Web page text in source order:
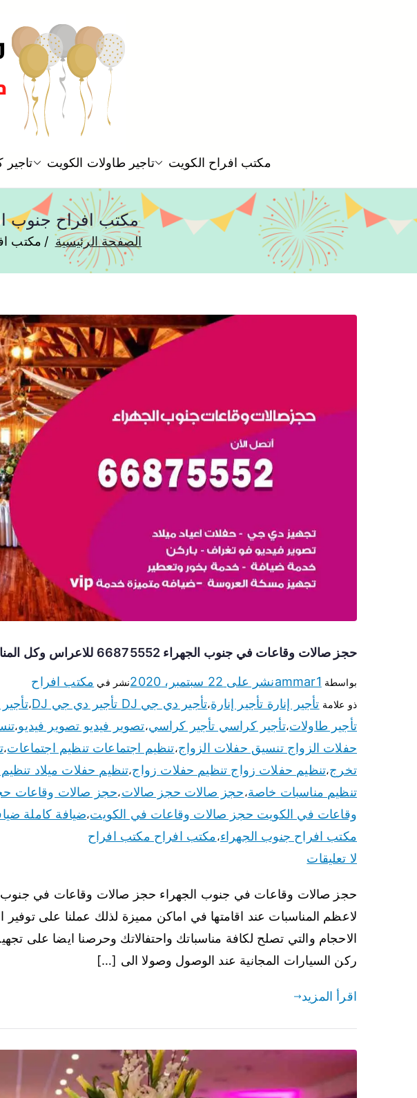
مكتب افراح الكويت تاجير طاولات الكويت
مكتب افراح جنوب
الصفحة الرئيسية مكتب
حجز صالات وقاعات في جنوب الجهراء 66875552 للاعراس وكل المناسبات
بواسطة ammar1نشر على 22 سبتمبر، 2020 نشر في مكتب افراح
ذو علامة تأجير إنارة تأجير إنارة،تأجير دي جي DJ تأجير دي جي DJ ،
تأجير طاولات،تأجير كراسي تأجير كراسي،تصوير فيديو تصوير فيديو،
حفلات الزواج تنسيق حفلات الزواج،تنظيم اجتماعات تنظيم اجتماعات،
تخرج،تنظيم حفلات زواج تنظيم حفلات زواج،تنظيم حفلات ميلاد
تنظيم مناسبات خاصة،حجز صالات حجز صالات،حجز صالات وقاعات
وقاعات في الكويت حجز صالات وقاعات في الكويت،ضيافة كاملة
مكتب افراح جنوب الجهراء،مكتب افراح مكتب افراح
لا تعليقات
حجز صالات وقاعات في جنوب الجهراء حجز صالات وقاعات في جنوب
لاعظم المناسبات عند اقامتها في اماكن مميزة لذلك عملنا على
الاحجام والتي تصلح لكافة مناسباتك واحتفالاتك وحرصنا ايضا على
ركن السيارات المجانية عند الوصول وصولا الى […]
اقرأ المزيد